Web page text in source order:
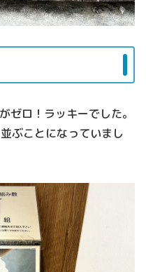
ロ！ラッキーでした。
ぶことになっていまし